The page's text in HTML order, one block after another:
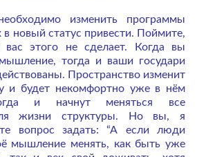
изменить программы
новый статус привести. Поймите,
вас этого не сделает. Когда вы
тогда и ваши государи
Пространство изменит
и будет некомфортно уже в нём
и начнут меняться все
жизни структуры. Но вы, я
вопрос задать: “А если люди
мышление менять, как быть уже